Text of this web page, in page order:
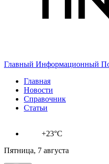
Главный Информационный
Главная
Новости
Справочник
Статьи
+23°C
Пятница, 7 августа